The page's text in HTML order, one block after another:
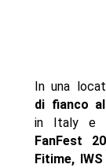
In una
di fianco
in Italy e
FanFest
Fitime, IWS